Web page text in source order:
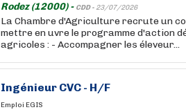
Rodez (12000) - CDD - 23/07/2026
La Chambre d'Agriculture recrute un
mettre en uvre le programme d'action
agricoles : - Accompagner les éleveur...
Ingénieur CVC - H/F
Emploi EGIS